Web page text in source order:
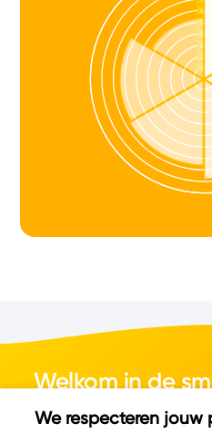
Welkom in de
van
We respecteren jouw